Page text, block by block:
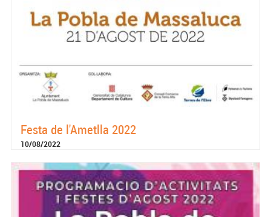
Festa de l'Ametlla 2022
10/08/2022